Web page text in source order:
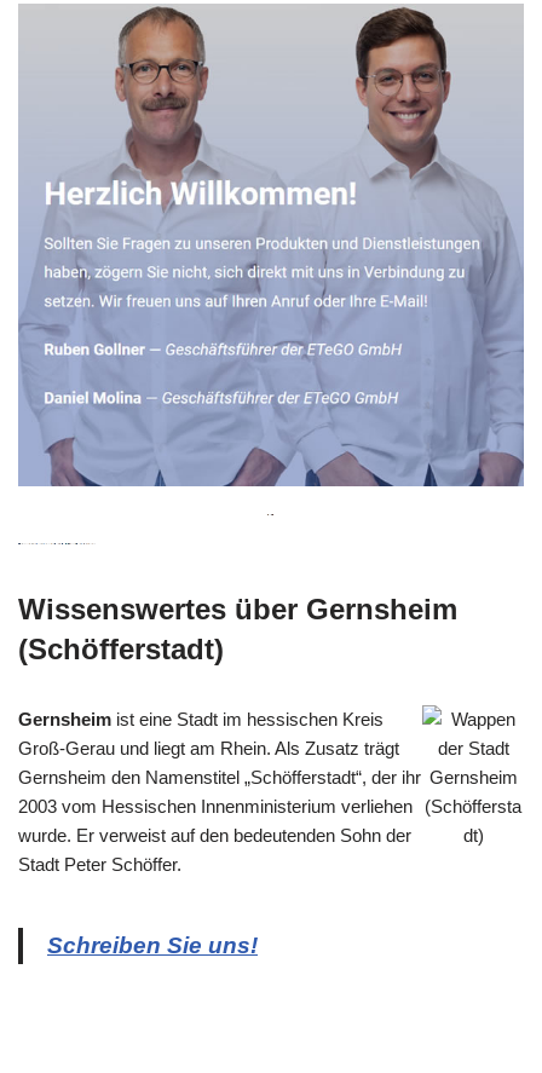
Wissenswertes über Gernsheim
(Schöfferstadt)
Gernsheim ist eine Stadt im hessischen Kreis
Groß-Gerau und liegt am Rhein. Als Zusatz trägt
Gernsheim den Namenstitel „Schöfferstadt“, der ihr
2003 vom Hessischen Innenministerium verliehen
wurde. Er verweist auf den bedeutenden Sohn der
Stadt Peter Schöffer.
Schreiben Sie uns!